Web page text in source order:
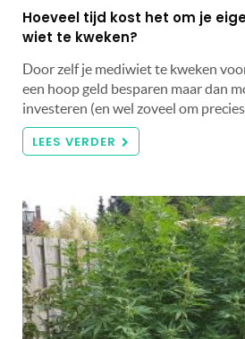
Hoeveel tijd kost het om je
wiet te kweken?
Door zelf je mediwiet te kweken
een hoop geld besparen maar dan
investeren (en wel zoveel om precies
LEES VERDER